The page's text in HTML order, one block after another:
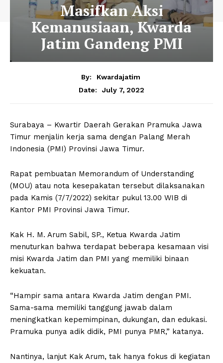
Masifkan Aksi
Kemanusiaan, Kwarda
Jatim Gandeng PMI
By:
Kwardajatim
Date:
July 7, 2022
Surabaya – Kwartir Daerah Gerakan Pramuka Jawa
Timur menjalin kerja sama dengan Palang Merah
Indonesia (PMI) Provinsi Jawa Timur.
Rapat pembuatan Memorandum of Understanding
(MOU) atau nota kesepakatan tersebut dilaksanakan
pada Kamis (7/7/2022) sekitar pukul 13.00 WIB di
Kantor PMI Provinsi Jawa Timur.
Kak H. M. Arum Sabil, SP., Ketua Kwarda Jatim
menuturkan bahwa terdapat beberapa kesamaan visi
misi Kwarda Jatim dan PMI yang memiliki binaan
kekuatan.
“Hampir sama antara Kwarda Jatim dengan PMI.
Sama-sama memiliki tanggung jawab dalam
meningkatkan kepemimpinan, dukungan, dan edukasi.
Pramuka punya adik didik, PMI punya PMR,” katanya.
Nantinya, lanjut Kak Arum, tak hanya fokus di kegiatan